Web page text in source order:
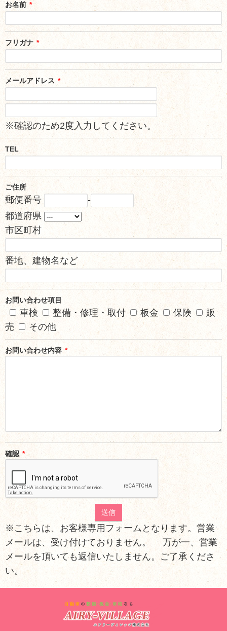
お名前 *
フリガナ *
メールアドレス *
※確認のため2度入力してください。
TEL
ご住所
郵便番号
-
都道府県
市区町村
番地、建物名など
お問い合わせ項目
車検 整備・修理・取付 板金 保険
販
売
その他
お問い合わせ内容 *
確認 *
※こちらは、お客様専用フォームとなります。営業
メールは、受け付けておりません。 万が一、営業
メールを頂いても返信いたしません。ご了承くださ
い。